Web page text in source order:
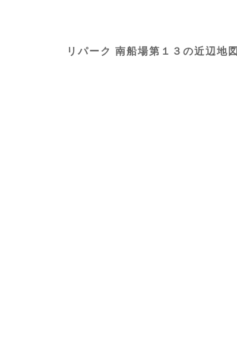
リパーク 南船場第１３の近辺地図